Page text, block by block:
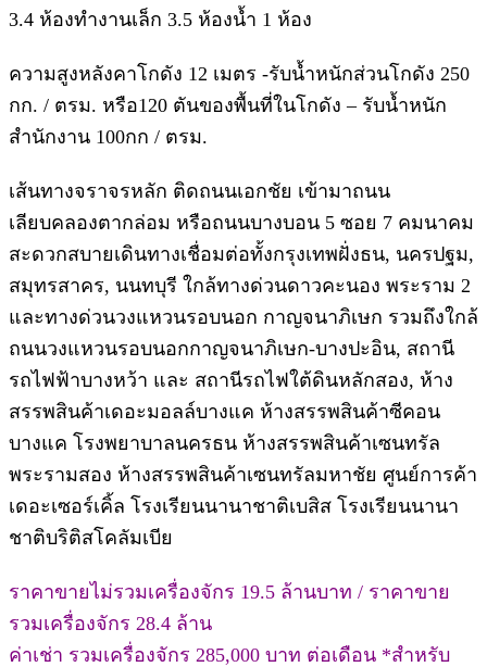
3.4 ห้องทำงานเล็ก 3.5 ห้องน้ำ 1 ห้อง
ความสูงหลังคาโกดัง 12 เมตร -รับน้ำหนักส่วนโกดัง 250
กก. / ตรม. หรือ120 ตันของพื้นที่ในโกดัง – รับน้ำหนัก
สำนักงาน 100กก / ตรม.
เส้นทางจราจรหลัก ติดถนนเอกชัย เข้ามาถนน
เลียบคลองตากล่อม หรือถนนบางบอน 5 ซอย 7 คมนาคม
สะดวกสบายเดินทางเชื่อมต่อทั้งกรุงเทพฝั่งธน, นครปฐม,
สมุทรสาคร, นนทบุรี ใกล้ทางด่วนดาวคะนอง พระราม 2
และทางด่วนวงแหวนรอบนอก กาญจนาภิเษก รวมถึงใกล้
ถนนวงแหวนรอบนอกกาญจนาภิเษก-บางปะอิน, สถานี
รถไฟฟ้าบางหว้า และ สถานีรถไฟใต้ดินหลักสอง, ห้าง
สรรพสินค้าเดอะมอลล์บางแค ห้างสรรพสินค้าซีคอน
บางแค โรงพยาบาลนครธน ห้างสรรพสินค้าเซนทรัล
พระรามสอง ห้างสรรพสินค้าเซนทรัลมหาชัย ศูนย์การค้า
เดอะเซอร์เคิ้ล โรงเรียนนานาชาติเบสิส โรงเรียนนานา
ชาติบริติสโคลัมเบีย
ราคาขายไม่รวมเครื่องจักร 19.5 ล้านบาท / ราคาขาย
รวมเครื่องจักร 28.4 ล้าน
ค่าเช่า รวมเครื่องจักร 285,000 บาท ต่อเดือน *สำหรับ